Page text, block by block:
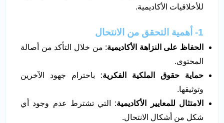
للأخلاقيات الأكاديمية.
1- أهمية التحقق من الانتحال
الحفاظ على النزاهة الأكاديمية: من خلال التأكد من أصالة
المحتوى.
حماية حقوق الملكية الفكرية: باحترام جهود الآخرين
وتوثيقها.
الامتثال للمعايير الأكاديمية: التي تشترط عدم وجود أي
شكل من أشكال الانتحال.